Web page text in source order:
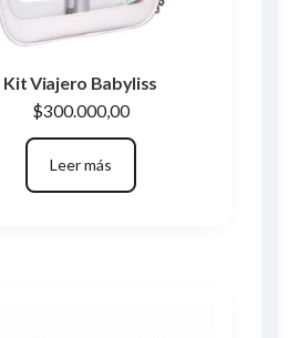
Kit Viajero Babyliss
$300.000,00
Leer más